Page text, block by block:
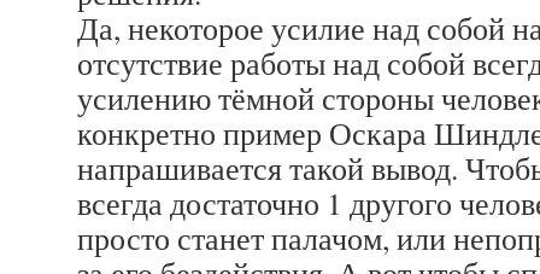
Да, некоторое усилие над собой
отсутствие работы над собой
усилению тёмной стороны
конкретно пример Оскара
напрашивается такой вывод.
всегда достаточно 1 другого
просто станет палачом, или